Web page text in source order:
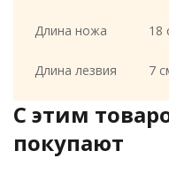
Длина ножа 18
Длина лезвия 7
C этим
покупают